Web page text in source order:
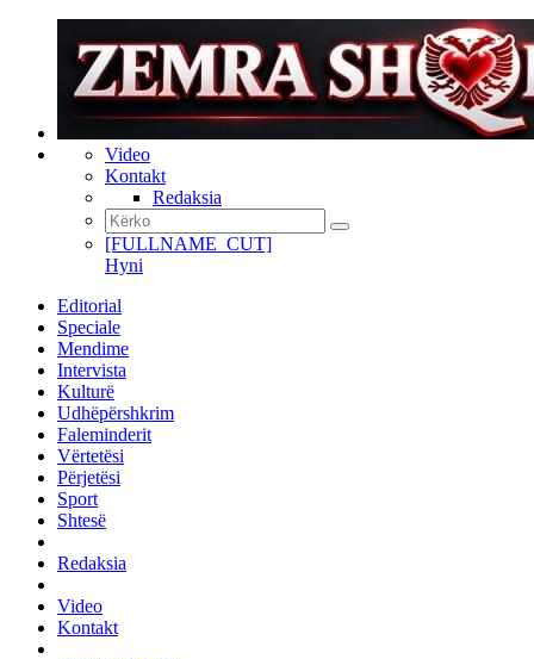
Video
Kontakt
Redaksia
[FULLNAME_CUT]
Hyni
Editorial
Speciale
Mendime
Intervista
Kulturë
Udhëpërshkrim
Faleminderit
Vërtetësi
Përjetësi
Sport
Shtesë
Redaksia
Video
Kontakt